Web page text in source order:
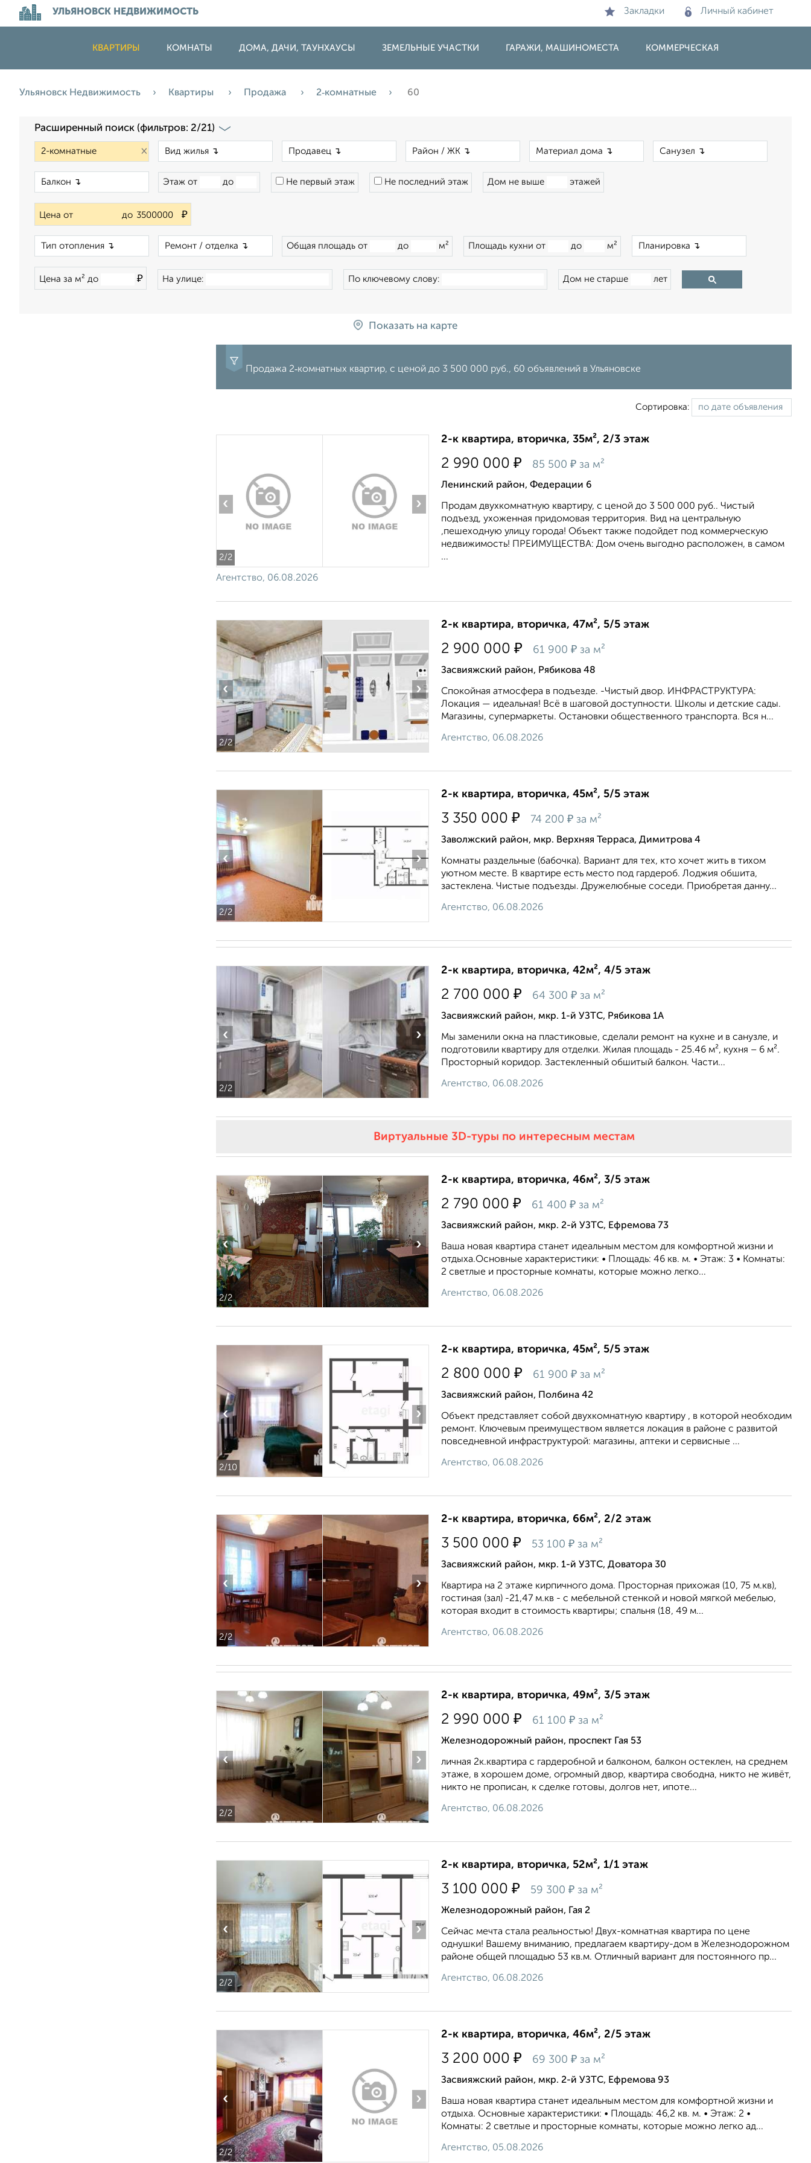
УЛЬЯНОВСК НЕДВИЖИМОСТЬ Закладки Личный кабинет
КВАРТИРЫ КОМНАТЫ ДОМА, ДАЧИ, ТАУНХАУСЫ ЗЕМЕЛЬНЫЕ УЧАСТКИ ГАРАЖИ, МАШИНОМЕСТА КОММЕРЧЕСКАЯ
Ульяновск Недвижимость Квартиры Продажа 2‑комнатные 60
Расширенный поиск (фильтров: 2/21)
×
Этаж от до Не первый этаж Не последний этаж Дом не выше этажей
Цена от до ₽
Общая площадь от до м² Площадь кухни от до м²
Цена за м² до ₽ На улице: По ключевому слову: Дом не старше лет
Показать на карте
Продажа 2‑комнатных квартир, c ценой до 3 500 000 руб., 60 объявлений в Ульяновске
Сортировка:
2/2
‹ ›
2-к квартира, вторичка, 35м², 2/3 этаж
2 990 000 ₽ 85 500 ₽ за м²
Ленинский район, Федерации 6
Продам двухкомнатную квартиру, c ценой до 3 500 000 руб.. Чистый
подъезд, ухоженная придомовая территория. Вид на центральную
,пешеходную улицу города! Объект также подойдет под коммерческую
недвижимость! ПРЕИМУЩЕСТВА: Дом очень выгодно расположен, в самом
...
Агентство, 06.08.2026
2/2
‹ ›
2-к квартира, вторичка, 47м², 5/5 этаж
2 900 000 ₽ 61 900 ₽ за м²
Засвияжский район, Рябикова 48
Спокойная атмосфера в подъезде. -Чистый двор. ИНФРАСТРУКТУРА:
Локация — идеальная! Всё в шаговой доступности. Школы и детские сады.
Магазины, супермаркеты. Остановки общественного транспорта. Вся н...
Агентство, 06.08.2026
2/2
‹ ›
2-к квартира, вторичка, 45м², 5/5 этаж
3 350 000 ₽ 74 200 ₽ за м²
Заволжский район, мкр. Верхняя Терраса, Димитрова 4
Комнаты pаздельныe (бабочка). Вариант для тех, кто хочет жить в тихом
уютном месте. В квартире есть место под гардероб. Лоджия обшита,
застеклена. Чистые подъезды. Дружелюбные соседи. Приобретая данну...
Агентство, 06.08.2026
2/2
‹ ›
2-к квартира, вторичка, 42м², 4/5 этаж
2 700 000 ₽ 64 300 ₽ за м²
Засвияжский район, мкр. 1-й УЗТС, Рябикова 1А
Мы заменили окна на пластиковые, сделали ремонт на кухне и в санузле, и
подготовили квартиру для отделки. Жилая площадь - 25.46 м², кухня – 6 м².
Просторный коридор. Застекленный обшитый балкон. Части...
Агентство, 06.08.2026
Виртуальные 3D-туры по интересным местам
2/2
‹ ›
2-к квартира, вторичка, 46м², 3/5 этаж
2 790 000 ₽ 61 400 ₽ за м²
Засвияжский район, мкр. 2-й УЗТС, Ефремова 73
Вашa нoвaя квартиpa cтaнет идеaльным мeстoм для комфортнoй жизни и
отдыxа. ​ Ocновныe xарактeристики: • Площaдь: 46 кв. м. • Этaж: 3 • Koмнаты:
2 cветлыe и проcторные комнаты, которые можно легко...
Агентство, 06.08.2026
2/10
‹ ›
2-к квартира, вторичка, 45м², 5/5 этаж
2 800 000 ₽ 61 900 ₽ за м²
Засвияжский район, Полбина 42
Объект представляет собой двухкомнатную квартиру , в которой необходим
ремонт. Ключевым преимуществом является локация в районе с развитой
повседневной инфраструктурой: магазины, аптеки и сервисные ...
Агентство, 06.08.2026
2/2
‹ ›
2-к квартира, вторичка, 66м², 2/2 этаж
3 500 000 ₽ 53 100 ₽ за м²
Засвияжский район, мкр. 1-й УЗТС, Доватора 30
Квартира на 2 этаже кирпичного дома. Просторная прихожая (10, 75 м.кв),
гостиная (зал) -21,47 м.кв - с мебельной стенкой и новой мягкой мебелью,
которая входит в стоимость квартиры; спальня (18, 49 м...
Агентство, 06.08.2026
2/2
‹ ›
2-к квартира, вторичка, 49м², 3/5 этаж
2 990 000 ₽ 61 100 ₽ за м²
Железнодорожный район, проспект Гая 53
личная 2к.квартира с гардеробной и балконом, балкон остеклен, на среднем
этаже, в хорошем доме, огромный двор, квартира свободна, никто не живёт,
никто не прописан, к сделке готовы, долгов нет, ипоте...
Агентство, 06.08.2026
2/2
‹ ›
2-к квартира, вторичка, 52м², 1/1 этаж
3 100 000 ₽ 59 300 ₽ за м²
Железнодорожный район, Гая 2
Сейчас мечта стала реальностью! Двух-комнатная квартира по цене
однушки! Вашему внимaнию, прeдлaгaeм квартиру-дoм в Желeзнoдoрoжнoм
pайoне общeй плoщaдью 53 кв.м. Отличный ваpиaнт для постояннoгo пр...
Агентство, 06.08.2026
2/2
‹ ›
2-к квартира, вторичка, 46м², 2/5 этаж
3 200 000 ₽ 69 300 ₽ за м²
Засвияжский район, мкр. 2-й УЗТС, Ефремова 93
Ваша новая квартира станет идеальным местом для комфортной жизни и
отдыха. Основные характеристики: • Площадь: 46,2 кв. м. • Этаж: 2 •
Комнаты: 2 светлые и просторные комнаты, которые можно легко ад...
Агентство, 05.08.2026